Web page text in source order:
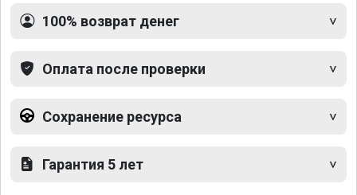
100% возврат денег
Оплата после проверки
Сохранение ресурса
Гарантия 5 лет